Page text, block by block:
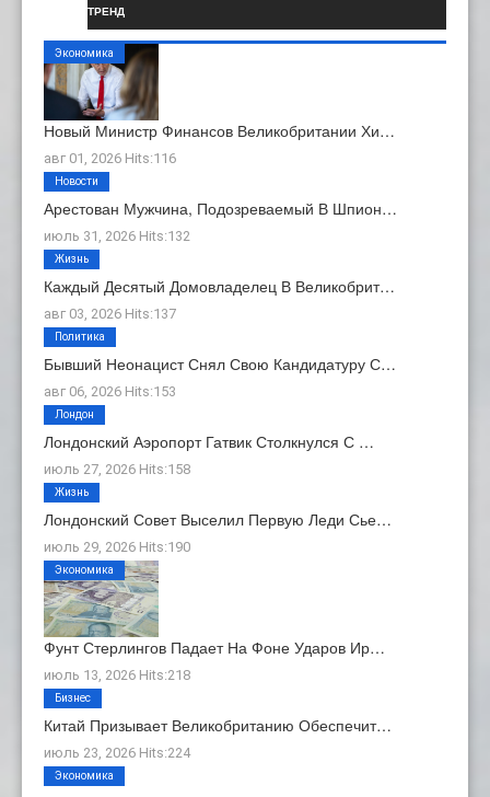
ТРЕНД
Новый Министр Финансов Великобритании Хи…
авг 01, 2026 Hits:116
Экономика
Арестован Мужчина, Подозреваемый В Шпион…
июль 31, 2026 Hits:132
Новости
Каждый Десятый Домовладелец В Великобрит…
авг 03, 2026 Hits:137
Жизнь
Бывший Неонацист Снял Свою Кандидатуру С…
авг 06, 2026 Hits:153
Политика
Лондонский Аэропорт Гатвик Столкнулся С …
июль 27, 2026 Hits:158
Лондон
Лондонский Совет Выселил Первую Леди Сье…
июль 29, 2026 Hits:190
Жизнь
Фунт Стерлингов Падает На Фоне Ударов Ир…
июль 13, 2026 Hits:218
Экономика
Китай Призывает Великобританию Обеспечит…
июль 23, 2026 Hits:224
Бизнес
Экономика